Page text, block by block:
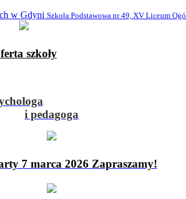
w Gdyni Szkoła Podstawowa nr 49, XV Liceum
szkoły
i pedagoga
7 marca 2026 Zapraszamy!